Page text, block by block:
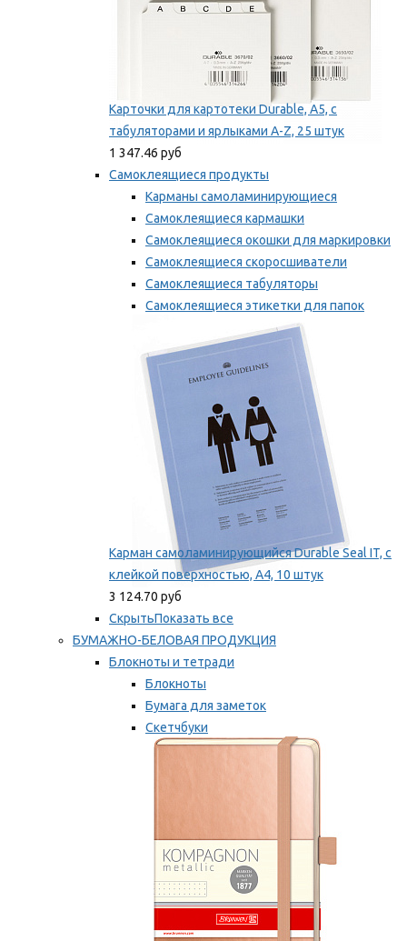
Карточки для картотеки Durable, A5, с
табуляторами и ярлыками A-Z, 25 штук
1 347.46 руб
Самоклеящиеся продукты
Карманы самоламинирующиеся
Самоклеящиеся кармашки
Самоклеящиеся окошки для маркировки
Самоклеящиеся скоросшиватели
Самоклеящиеся табуляторы
Самоклеящиеся этикетки для папок
Таблички для маркировки
Мы рекомендуем
Карман самоламинирующийся Durable Seal IT, с
клейкой поверхностью, A4, 10 штук
3 124.70 руб
СкрытьПоказать все
БУМАЖНО-БЕЛОВАЯ ПРОДУКЦИЯ
Блокноты и тетради
Блокноты
Бумага для заметок
Скетчбуки
Тетради